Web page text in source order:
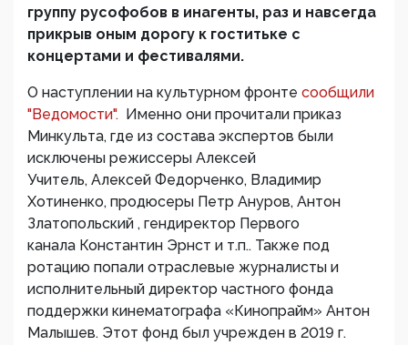
группу русофобов в инагенты, раз и навсегда
прикрыв оным дорогу к гоститьке с
концертами и фестивалями.
О наступлении на культурном фронте сообщили
"Ведомости". Именно они прочитали приказ
Минкульта, где из состава экспертов были
исключены режиссеры Алексей
Учитель, Алексей Федорченко, Владимир
Хотиненко, продюсеры Петр Ануров, Антон
Златопольский , гендиректор Первого
канала Константин Эрнст и т.п.. Также под
ротацию попали отраслевые журналисты и
исполнительный директор частного фонда
поддержки кинематографа «Кинопрайм» Антон
Малышев. Этот фонд был учрежден в 2019 г.